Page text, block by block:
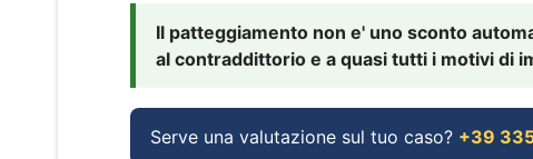
Il patteggiamento non e' uno sconto
al contraddittorio e a quasi tutti i motivi di
Serve una valutazione sul tuo caso? +39